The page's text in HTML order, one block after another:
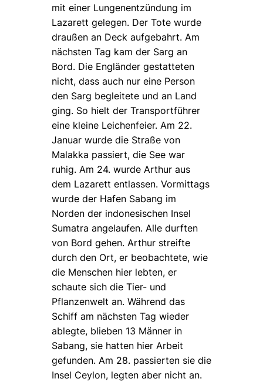
mit einer Lungenentzündung im
Lazarett gelegen. Der Tote wurde
draußen an Deck aufgebahrt. Am
nächsten Tag kam der Sarg an
Bord. Die Engländer gestatteten
nicht, dass auch nur eine Person
den Sarg begleitete und an Land
ging. So hielt der Transportführer
eine kleine Leichenfeier. Am 22.
Januar wurde die Straße von
Malakka passiert, die See war
ruhig. Am 24. wurde Arthur aus
dem Lazarett entlassen. Vormittags
wurde der Hafen Sabang im
Norden der indonesischen Insel
Sumatra angelaufen. Alle durften
von Bord gehen. Arthur streifte
durch den Ort, er beobachtete, wie
die Menschen hier lebten, er
schaute sich die Tier- und
Pflanzenwelt an. Während das
Schiff am nächsten Tag wieder
ablegte, blieben 13 Männer in
Sabang, sie hatten hier Arbeit
gefunden. Am 28. passierten sie die
Insel Ceylon, legten aber nicht an.